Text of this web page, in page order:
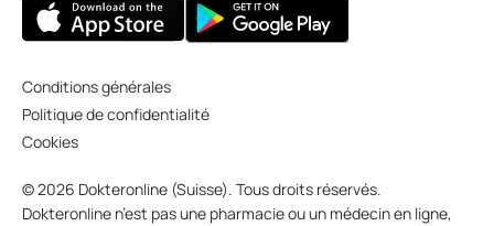
Conditions générales
Politique de confidentialité
Cookies
© 2026 Dokteronline (Suisse). Tous droits réservés.
Dokteronline n’est pas une pharmacie ou un médecin en ligne,